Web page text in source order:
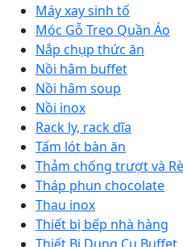
Máy xay sinh tố
Móc Gỗ Treo Quần Áo
Nắp chụp thức ăn
Nồi hâm buffet
Nồi hâm soup
Nồi inox
Rack ly, rack dĩa
Tấm lót bàn ăn
Thảm chống trượt và
Tháp phun chocolate
Thau inox
Thiết bị bếp nhà hàng